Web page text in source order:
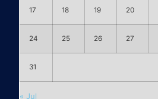
17 18 19 20
24 25 26 27
31
« Jul